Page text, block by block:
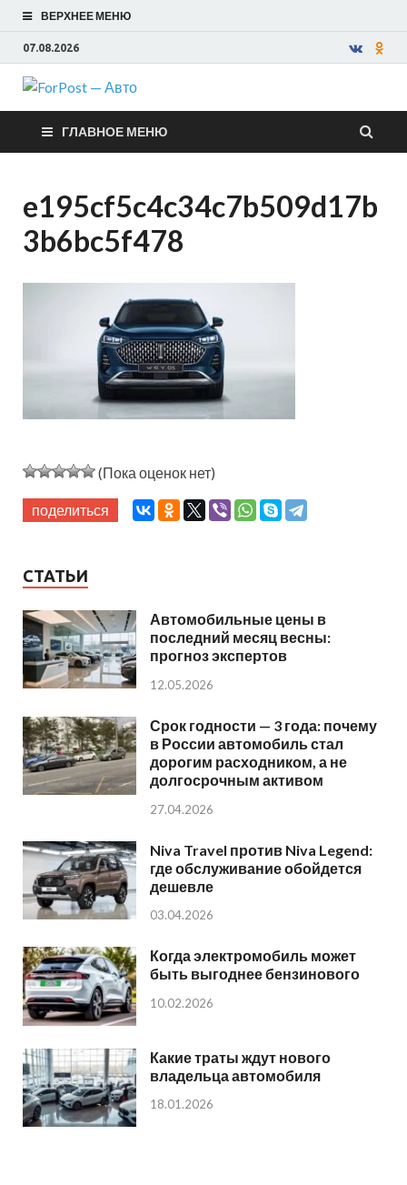
ВЕРХНЕЕ МЕНЮ
07.08.2026
ForPost —
Авто
ГЛАВНОЕ МЕНЮ
e195cf5c4c34c7b509d17b
3b6bc5f478
(Пока оценок нет)
поделиться
СТАТЬИ
Автомобильные цены в
последний месяц весны:
прогноз экспертов
12.05.2026
Срок годности — 3 года: почему
в России автомобиль стал
дорогим расходником, а не
долгосрочным активом
27.04.2026
Niva Travel против Niva Legend:
где обслуживание обойдется
дешевле
03.04.2026
Когда электромобиль может
быть выгоднее бензинового
10.02.2026
Какие траты ждут нового
владельца автомобиля
18.01.2026